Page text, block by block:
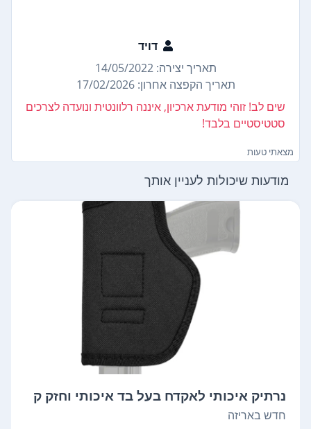
דויד
תאריך יצירה: 14/05/2022
תאריך הקפצה אחרון: 17/02/2026
שים לב! זוהי מודעת ארכיון, איננה רלוונטית ונועדה לצרכים
סטטיסטיים בלבד!
מצאתי טעות
מודעות שיכולות לעניין אותך
נרתיק איכותי לאקדח בעל בד איכותי וחזק ק
ל...
חדש באריזה